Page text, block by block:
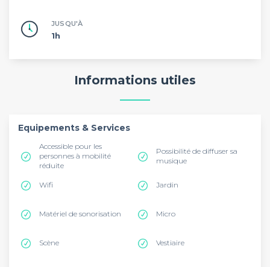
JUSQU'À
1h
Informations utiles
Equipements & Services
Accessible pour les
personnes à mobilité
réduite
Possibilité de diffuser sa
musique
Wifi Jardin
Matériel de sonorisation Micro
Scène Vestiaire